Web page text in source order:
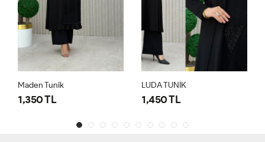
Maden Tunik
1,350 TL
LUDA TUNİK
1,450 TL